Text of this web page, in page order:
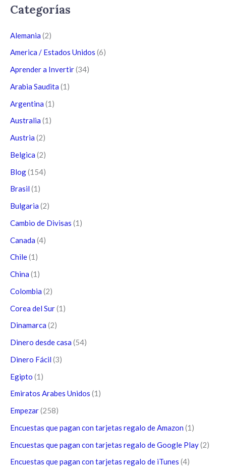
Categorías
Alemania (2)
America / Estados Unidos (6)
Aprender a Invertir(34)
Arabia Saudita (1)
Argentina (1)
Australia (1)
Austria (2)
Belgica (2)
Blog(154)
Brasil (1)
Bulgaria (2)
Cambio de Divisas (1)
Canada (4)
Chile(1)
China (1)
Colombia (2)
Corea del Sur(1)
Dinamarca (2)
Dinero desde casa (54)
Dinero Fácil (3)
Egipto (1)
Emiratos Arabes Unidos (1)
Empezar(258)
Encuestas que pagan con tarjetas regalo de Amazon (1)
Encuestas que pagan con tarjetas regalo de Google Play(2)
Encuestas que pagan con tarjetas regalo de iTunes (4)